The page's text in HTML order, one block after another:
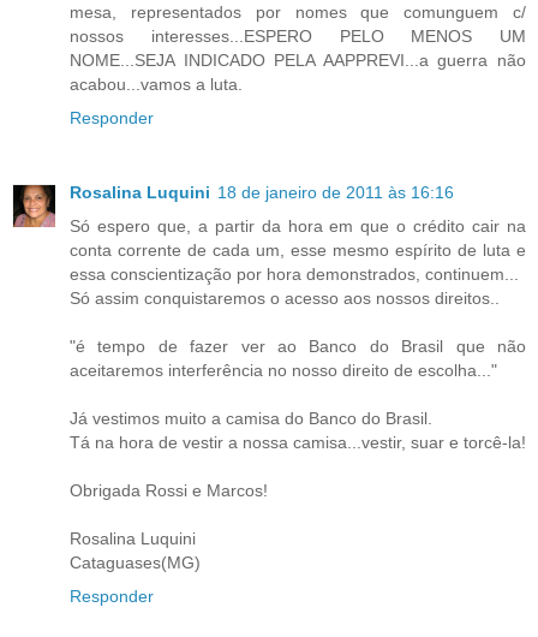
mesa, representados por nomes que comunguem c/
nossos interesses...ESPERO PELO MENOS UM
NOME...SEJA INDICADO PELA AAPPREVI...a guerra não
acabou...vamos a luta.
Responder
Rosalina Luquini 18 de janeiro de 2011 às 16:16
Só espero que, a partir da hora em que o crédito cair na
conta corrente de cada um, esse mesmo espírito de luta e
essa conscientização por hora demonstrados, continuem...
Só assim conquistaremos o acesso aos nossos direitos..
"é tempo de fazer ver ao Banco do Brasil que não
aceitaremos interferência no nosso direito de escolha..."
Já vestimos muito a camisa do Banco do Brasil.
Tá na hora de vestir a nossa camisa...vestir, suar e torcê-la!
Obrigada Rossi e Marcos!
Rosalina Luquini
Cataguases(MG)
Responder